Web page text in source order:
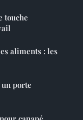
touche
aliments : les
porte